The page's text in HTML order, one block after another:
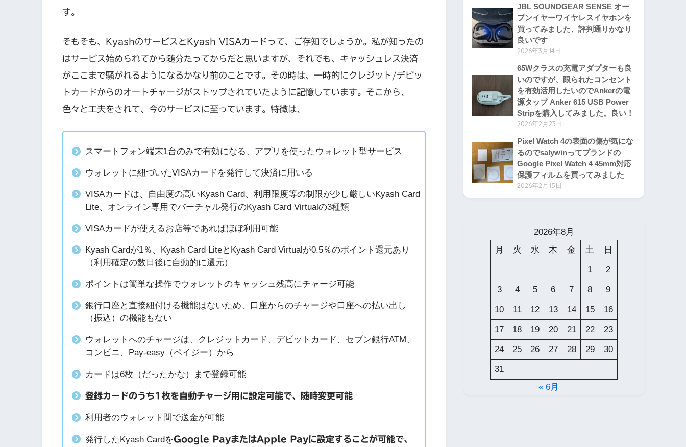
す。
そもそも、KyashのサービスとKyash VISAカードって、ご存知でしょうか。私が知ったの
はサービス始められてから随分たってからだと思いますが、それでも、キャッシュレス決済
がここまで騒がれるようになるかなり前のことです。その時は、一時的にクレジット/デビッ
トカードからのオートチャージがストップされていたように記憶しています。そこから、
色々と工夫をされて、今のサービスに至っています。特徴は、
スマートフォン端末1台のみで有効になる、アプリを使ったウォレット型サービス
ウォレットに紐づいたVISAカードを発行して決済に用いる
VISAカードは、自由度の高いKyash Card、利用限度等の制限が少し厳しいKyash Card
Lite、オンライン専用でバーチャル発行のKyash Card Virtualの3種類
VISAカードが使えるお店等であればほぼ利用可能
Kyash Cardが1％、Kyash Card LiteとKyash Card Virtualが0.5％のポイント還元あり
（利用確定の数日後に自動的に還元）
ポイントは簡単な操作でウォレットのキャッシュ残高にチャージ可能
銀行口座と直接紐付ける機能はないため、口座からのチャージや口座への払い出し
（振込）の機能もない
ウォレットへのチャージは、クレジットカード、デビットカード、セブン銀行ATM、
コンビニ、Pay-easy（ペイジー）から
カードは6枚（だったかな）まで登録可能
登録カードのうち1枚を自動チャージ用に設定可能で、随時変更可能
利用者のウォレット間で送金が可能
発行したKyash CardをGoogle PayまたはApple Payに設定することが可能で、
JBL SOUNDGEAR SENSE オー
プンイヤーワイヤレスイヤホンを
買ってみました、評判通りかなり
良いです
2026年3月14日
65Wクラスの充電アダプターも良
いのですが、限られたコンセント
を有効活用したいのでAnkerの電
源タップ Anker 615 USB Power
Stripを購入してみました。良い！
2026年2月23日
Pixel Watch 4の表面の傷が気にな
るのでsalywinってブランドの
Google Pixel Watch 4 45mm対応
保護フィルムを買ってみました
2026年2月15日
2026年8月
月
火 水 木 金 土 日
1 2
3 4 5 6 7 8 9
10 11 12 13 14 15 16
17 18 19 20 21 22 23
24 25 26 27 28 29 30
31
« 6月